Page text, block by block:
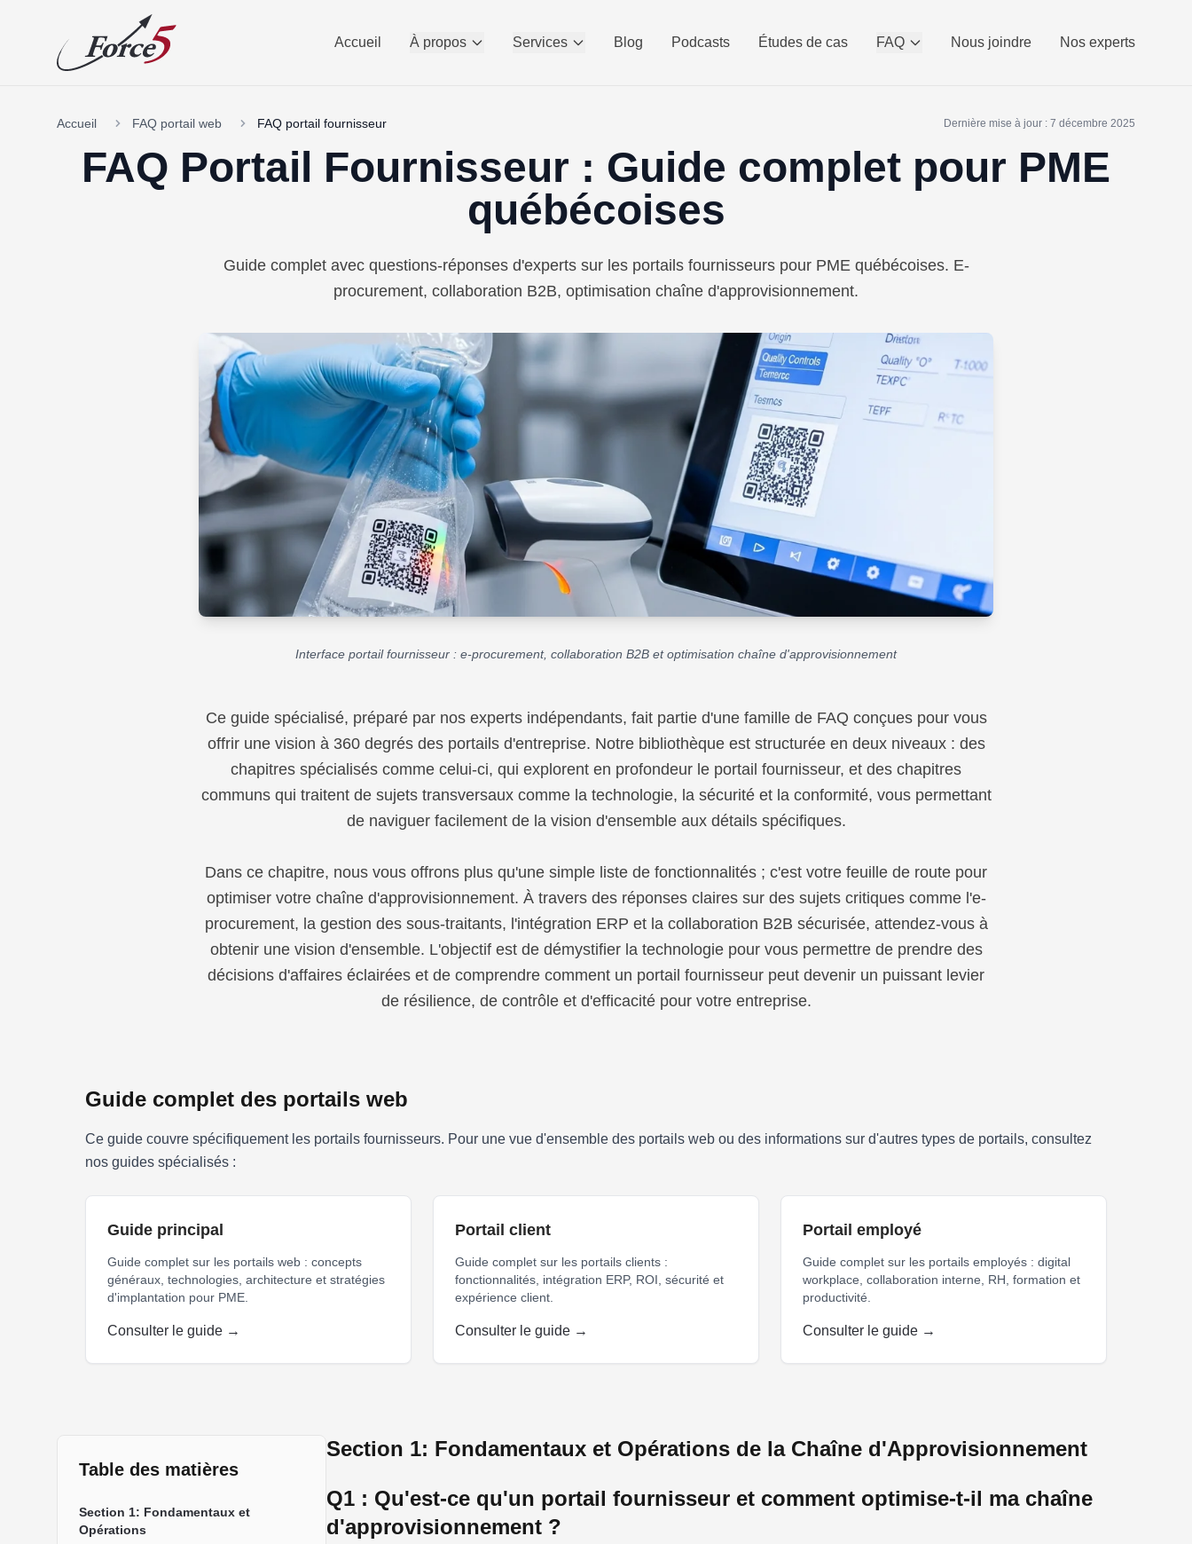
Accueil À propos Services Blog Podcasts Études de cas FAQ Nous joindre Nos experts
Accueil FAQ portail web FAQ portail fournisseur Dernière mise à jour : 7 décembre 2025
FAQ Portail Fournisseur : Guide complet pour PME
québécoises
Guide complet avec questions-réponses d'experts sur les portails fournisseurs pour PME québécoises. E-
procurement, collaboration B2B, optimisation chaîne d'approvisionnement.
Interface portail fournisseur : e-procurement, collaboration B2B et optimisation chaîne d'approvisionnement
Ce guide spécialisé, préparé par nos experts indépendants, fait partie d'une famille de FAQ conçues pour vous
offrir une vision à 360 degrés des portails d'entreprise. Notre bibliothèque est structurée en deux niveaux : des
chapitres spécialisés comme celui-ci, qui explorent en profondeur le portail fournisseur, et des chapitres
communs qui traitent de sujets transversaux comme la technologie, la sécurité et la conformité, vous permettant
de naviguer facilement de la vision d'ensemble aux détails spécifiques.
Dans ce chapitre, nous vous offrons plus qu'une simple liste de fonctionnalités ; c'est votre feuille de route pour
optimiser votre chaîne d'approvisionnement. À travers des réponses claires sur des sujets critiques comme l'e-
procurement, la gestion des sous-traitants, l'intégration ERP et la collaboration B2B sécurisée, attendez-vous à
obtenir une vision d'ensemble. L'objectif est de démystifier la technologie pour vous permettre de prendre des
décisions d'affaires éclairées et de comprendre comment un portail fournisseur peut devenir un puissant levier
de résilience, de contrôle et d'efficacité pour votre entreprise.
Guide complet des portails web
Ce guide couvre spécifiquement les portails fournisseurs. Pour une vue d'ensemble des portails web ou des informations sur d'autres types de portails, consultez
nos guides spécialisés :
Guide principal
Guide complet sur les portails web : concepts
généraux, technologies, architecture et stratégies
d'implantation pour PME.
Consulter le guide →
Portail client
Guide complet sur les portails clients :
fonctionnalités, intégration ERP, ROI, sécurité et
expérience client.
Consulter le guide →
Portail employé
Guide complet sur les portails employés : digital
workplace, collaboration interne, RH, formation et
productivité.
Consulter le guide →
portail fournisseur PME québécoise e-procurement collaboration B2B intégration ERP optimisation chaîne approvisionnement punch-out
Table des matières
Section 1: Fondamentaux et
Opérations
Section 1: Fondamentaux et Opérations de la Chaîne d'Approvisionnement
Q1 : Qu'est-ce qu'un portail fournisseur et comment optimise-t-il ma chaîne
d'approvisionnement ?